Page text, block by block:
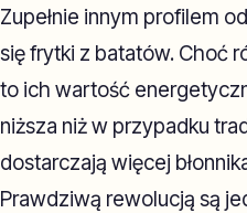
Zupełnie innym profilem
się frytki z batatów. Choć
to ich wartość
niższa niż w przypadku
dostarczają więcej
Prawdziwą rewolucją są